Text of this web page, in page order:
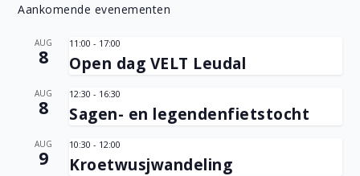
Aankomende evenementen
AUG
8
11:00 - 17:00
Open dag VELT Leudal
AUG
8
12:30 - 16:30
Sagen- en legendenfietstocht
AUG
9
10:30 - 12:00
Kroetwusjwandeling